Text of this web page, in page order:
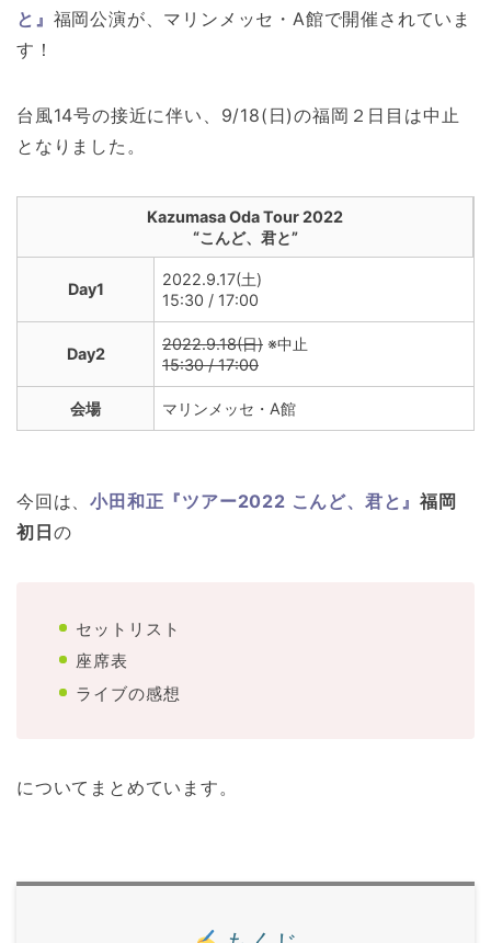
と』 福岡公演が、マリンメッセ・A館で開催されていま
す！
台風14号の接近に伴い、9/18(日)の福岡２日目は中止
となりました。
Kazumasa Oda Tour 2022
“こんど、君と”
Day1
2022.9.17(土)
15:30 / 17:00
Day2
2022.9.18(日) ※中止
15:30 / 17:00
会場 マリンメッセ・A館
今回は、小田和正『ツアー2022 こんど、君と』福岡
初日の
セットリスト
座席表
ライブの感想
についてまとめています。